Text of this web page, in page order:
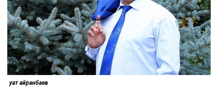
Қуат Қайранбаев